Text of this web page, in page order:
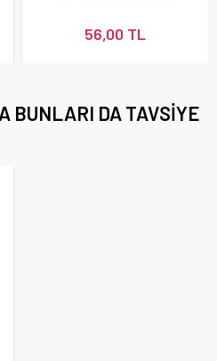
56,00 TL
BUNLARI DA TAVSIYE